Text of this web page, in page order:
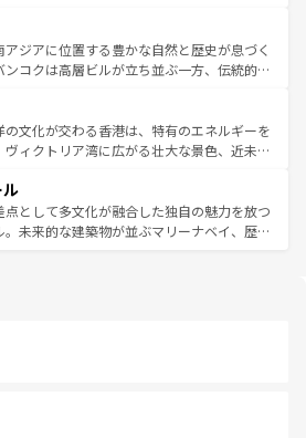
ながら、韓国の多彩な魅力を心ゆくまで味
わってみてほしい。 なお、新着の韓国情報はコンテンツ一
ほしい。
に伝統が息づく。ハノイの古い町並みやホ
フランス統治時代の建物も、独特の雰囲気を
る。また、バラエティの豊かさとおいしさで
バインミー、ベトナムコーヒーなどは、ぜ
いたい。どの地域を訪れてもあたたかい人々
えてくれるので、きっと忘れられない旅にな
。
アジアに位置する豊かな自然と歴史が息づく
ンコクは高層ビルが立ち並ぶ一方、伝統的な
ている。北部ではチェンマイなどの山岳地
れ合い、南部ではプーケットやクラビの美し
ゾート気分を楽しむことができる。タイ料理
一年中温暖で、どの季節にも異なる楽しみ
。親しみやすいタイの人々、仏教を中心とし
て多様な観光資源が、訪れる旅人を魅了し続
の文化が交わる香港は、特有のエネルギーを
ヴィクトリア湾に広がる壮大な景色、近未来
ても感動するはず。観光スポットが密集し
よく見どころを回れるのも魅力。息をのむよ
文化的な体験まで、香港を存分に楽しみ尽く
点として多文化が融合した独自の魅力を放つ
。未来的な建築物が並ぶマリーナベイ、歴史
は地元の風情を楽しめる外せないスポット